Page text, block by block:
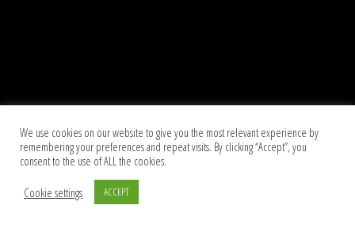
We use cookies on our website to give you the most relevant experience by
remembering your preferences and repeat visits. By clicking “Accept”, you
consent to the use of ALL the cookies.
Cookie settings
ACCEPT